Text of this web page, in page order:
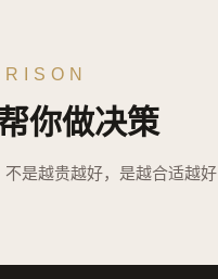
你做决策
是越贵越好，是越合适越好